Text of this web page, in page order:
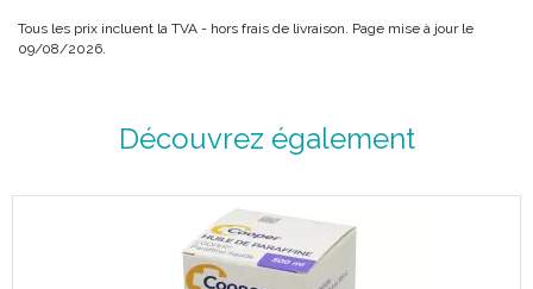
Tous les prix incluent la TVA - hors frais de livraison. Page mise à jour le
09/08/2026.
Découvrez également